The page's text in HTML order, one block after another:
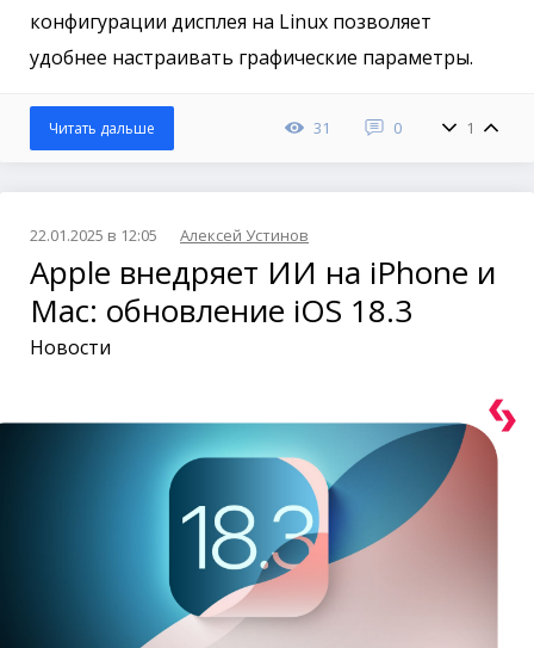
конфигурации дисплея на Linux позволяет
удобнее настраивать графические параметры.
31 0 1
Читать дальше
22.01.2025 в 12:05 Алексей Устинов
Apple внедряет ИИ на iPhone и
Mac: обновление iOS 18.3
Новости